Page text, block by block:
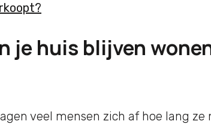
je huis blijven
veel mensen zich af hoe lang ze